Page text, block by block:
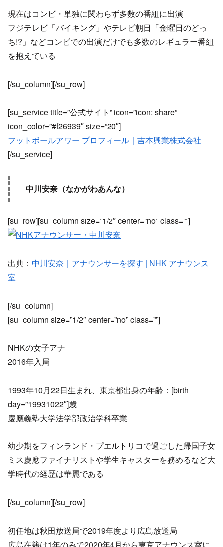
現在はコンビ・単独に関わらず多数の番組に出演
フジテレビ「バイキング」やテレビ朝日「金曜日のどっ
ち!?」などコンビでの出演だけでも多数のレギュラー番組
を抱えている
[/su_column][/su_row]
[su_service title=”公式サイト” icon=”icon: share”
icon_color=”#f26939″ size=”20″]
フットボールアワー プロフィール｜吉本興業株式会社
[/su_service]
中川安奈（なかがわあんな）
[su_row][su_column size=”1/2″ center=”no” class=””]
出典： 中川安奈｜アナウンサーを探す | NHK アナウンス
室
[/su_column]
[su_column size=”1/2″ center=”no” class=””]
NHKの女子アナ
2016年入局
1993年10月22日生まれ、東京都出身の年齢：[birth
day=”19931022″]歳
慶應義塾大学法学部政治学科卒業
幼少期をフィンランド・プエルトリコで過ごした帰国子女
ミス慶應ファイナリストや学生キャスターを務めるなど大
学時代の経歴は華麗である
[/su_column][/su_row]
初任地は秋田放送局で2019年度より広島放送局
広島在籍は1年のみで2020年4月から東京アナウンス室に